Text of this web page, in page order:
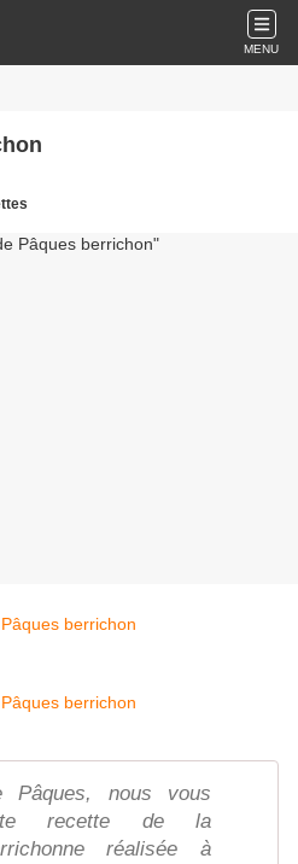
MENU
Pâques, nous vous
recette de la
réalisée à